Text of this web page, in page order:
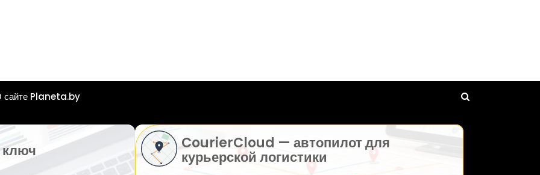
сайте Planeta.by
CourierCloud — автопилот для
курьерской логистики